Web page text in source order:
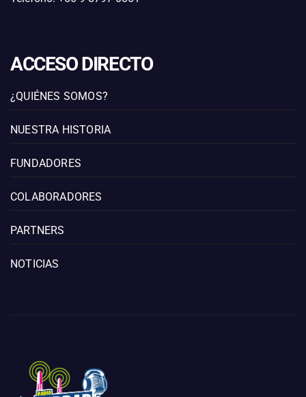
ACCESO DIRECTO
¿QUIÉNES SOMOS?
NUESTRA HISTORIA
FUNDADORES
COLABORADORES
PARTNERS
NOTICIAS